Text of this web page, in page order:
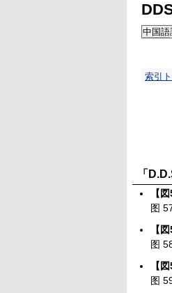
中国語
索引
「
【
图
【
图
【
图